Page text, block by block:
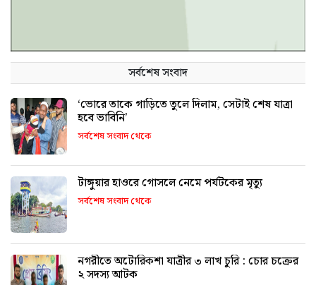
সর্বশেষ সংবাদ
‘ভোরে তাকে গাড়িতে তুলে দিলাম, সেটাই শেষ যাত্রা
হবে ভাবিনি’
সর্বশেষ সংবাদ থেকে
টাঙ্গুয়ার হাওরে গোসলে নেমে পর্যটকের মৃত্যু
সর্বশেষ সংবাদ থেকে
নগরীতে অটোরিকশা যাত্রীর ৩ লাখ চুরি : চোর চক্রের
২ সদস্য আটক